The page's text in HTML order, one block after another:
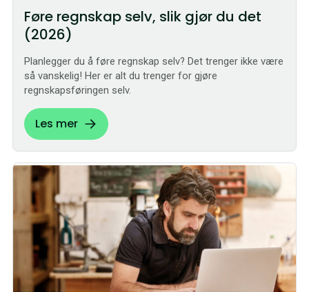
Føre regnskap selv, slik gjør du det
(2026)
Planlegger du å føre regnskap selv? Det trenger ikke være
så vanskelig! Her er alt du trenger for gjøre
regnskapsføringen selv.
Les mer